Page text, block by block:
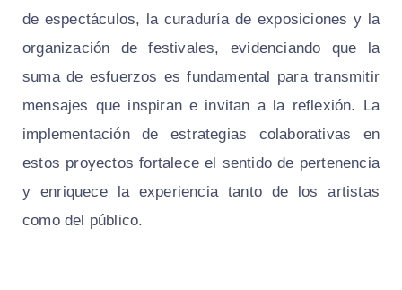
de espectáculos, la curaduría de exposiciones y la
organización de festivales, evidenciando que la
suma de esfuerzos es fundamental para transmitir
mensajes que inspiran e invitan a la reflexión. La
implementación de estrategias colaborativas en
estos proyectos fortalece el sentido de pertenencia
y enriquece la experiencia tanto de los artistas
como del público.